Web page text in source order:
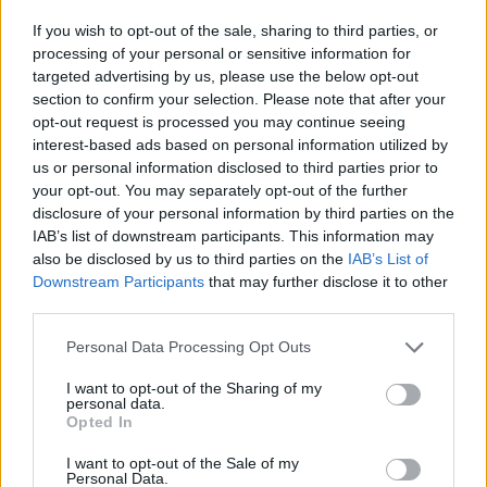
If you wish to opt-out of the sale, sharing to third parties, or
processing of your personal or sensitive information for
targeted advertising by us, please use the below opt-out
section to confirm your selection. Please note that after your
opt-out request is processed you may continue seeing
interest-based ads based on personal information utilized by
us or personal information disclosed to third parties prior to
your opt-out. You may separately opt-out of the further
disclosure of your personal information by third parties on the
IAB’s list of downstream participants. This information may
also be disclosed by us to third parties on the IAB’s List of
Downstream Participants that may further disclose it to other
Please note that this website/app uses one or more Google
not limited to your visit or usage behaviour. You may click to
grant or deny consent to Google and its third-party tags to
use your data for below specified purposes in below Google
consent section.
Personal Data Processing Opt Outs
I want to opt-out of the Sharing of my
personal data.
Opted In
I want to opt-out of the Sale of my
Personal Data.
vagy a kezelőszemélyzet által végzett
rendszeres kézi beavatkozás mind arra utalhat,
hogy a kitárolás nincs összhangban az anyag
tulajdonságaival. Ez különösen igaz olyan
porokra és finom szemcsés anyagokra, amelyek
tömörödésre vagy falra tapadásra hajlamosak.
Ilyenkor a jó technológia nem csak tárol, hanem
kontrolláltan és kiszámíthatóan tovább is adja az
anyagot.
HIRDETÉS